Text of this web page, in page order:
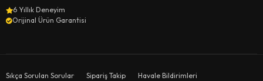
6 Yıllık Deneyim
Orijinal Ürün Garantisi
Sıkça Sorulan Sorular Sipariş Takip Havale Bildirimleri